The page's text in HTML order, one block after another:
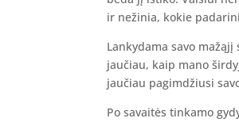
ir nežinia, kokie
Lankydama savo
jaučiau, kaip mano
jaučiau pagimdžiusi
Po savaitės tinkamo